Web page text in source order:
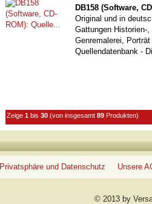
DB158 (Software,
Original und in
Gattungen Historien-
Genremalerei,
Quellendatenbank -
Zeige 1 bis 30 (von insgesamt 89 Produkten)
Privatsphäre und Datenschutz Unsere
© 2013 by